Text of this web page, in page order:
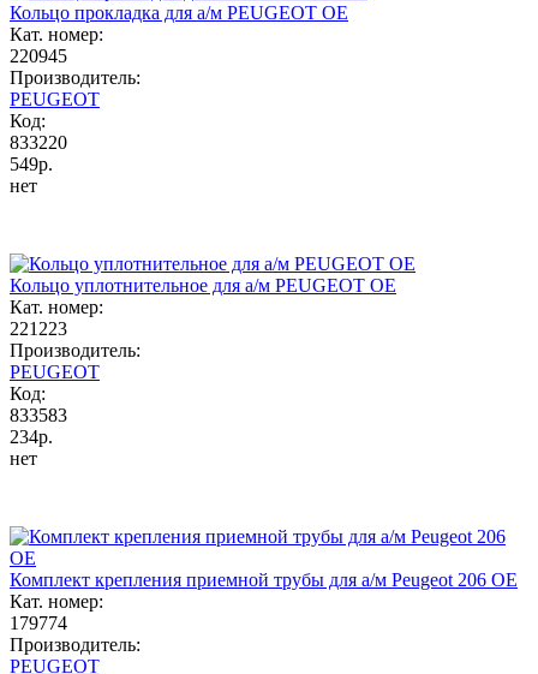
Кольцо прокладка для а/м PEUGEOT ОЕ
Кат. номер:
220945
Производитель:
PEUGEOT
Код:
833220
549р.
нет
Кольцо уплотнительное для а/м PEUGEOT OE
Кат. номер:
221223
Производитель:
PEUGEOT
Код:
833583
234р.
нет
Комплект крепления приемной трубы для а/м Peugeot 206 OE
Кат. номер:
179774
Производитель:
PEUGEOT